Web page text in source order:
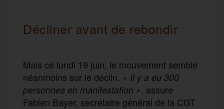
Décliner avant de rebondir
Mais ce lundi 19 juin, le mouvement semble
néanmoins sur le déclin. « Il y a eu 300
personnes en manifestation », assure
Fabien Bayer, secrétaire général de la CGT